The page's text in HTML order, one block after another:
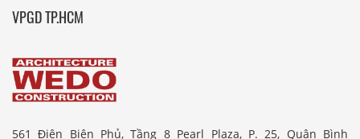
VPGD TP.HCM
561 Điện Biên Phủ, Tầng 8 Pearl Plaza, P. 25, Quận Bình